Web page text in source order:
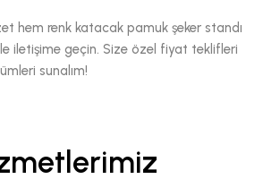
hem renk katacak pamuk şeker standı
iletişime geçin. Size özel fiyat teklifleri
sunalım!